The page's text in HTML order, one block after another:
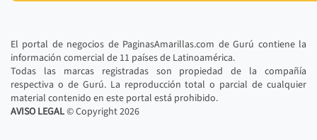
El portal de negocios de PaginasAmarillas.com de Gurú contiene la
información comercial de 11 países de Latinoamérica.
Todas las marcas registradas son propiedad de la compañía
respectiva o de Gurú. La reproducción total o parcial de cualquier
material contenido en este portal está prohibido.
AVISO LEGAL© Copyright2026